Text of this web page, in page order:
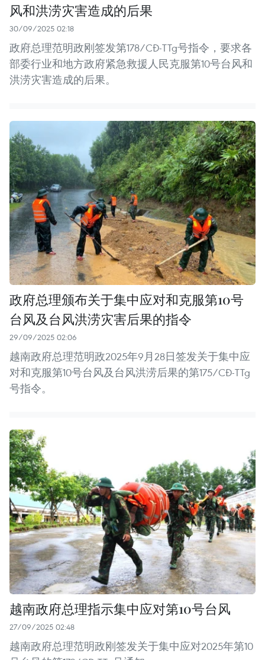
风和洪涝灾害造成的后果
30/09/2025 02:18
政府总理范明政刚签发第178/CĐ-TTg号指令，要求各
部委行业和地方政府紧急救援人民克服第10号台风和
洪涝灾害造成的后果。
政府总理颁布关于集中应对和克服第10号
台风及台风洪涝灾害后果的指令
29/09/2025 02:06
越南政府总理范明政2025年9月28日签发关于集中应
对和克服第10号台风及台风洪涝后果的第175/CĐ-TTg
号指令。
越南政府总理指示集中应对第10号台风
27/09/2025 02:48
越南政府总理范明政刚签发关于集中应对2025年第10